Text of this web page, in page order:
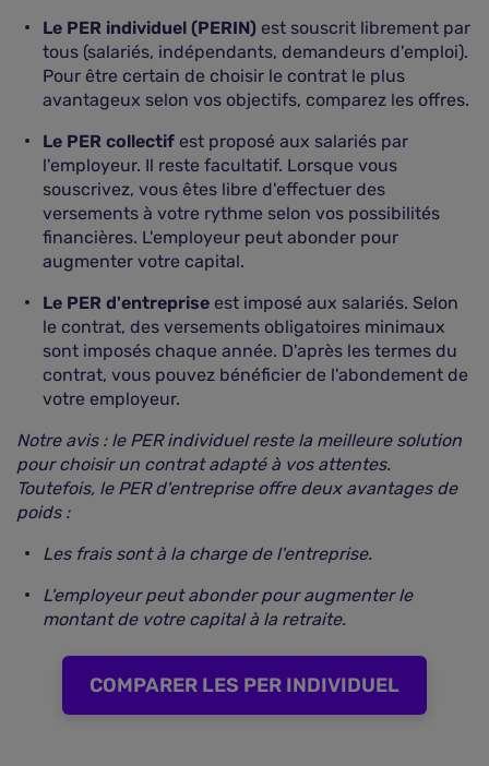
Le PER individuel (PERIN) est souscrit librement par
tous (salariés, indépendants, demandeurs d'emploi).
Pour être certain de choisir le contrat le plus
avantageux selon vos objectifs, comparez les offres.
Le PER collectif est proposé aux salariés par
l'employeur. Il reste facultatif. Lorsque vous
souscrivez, vous êtes libre d'effectuer des
versements à votre rythme selon vos possibilités
financières. L'employeur peut abonder pour
augmenter votre capital.
Le PER d'entreprise est imposé aux salariés. Selon
le contrat, des versements obligatoires minimaux
sont imposés chaque année. D'après les termes du
contrat, vous pouvez bénéficier de l'abondement de
votre employeur.
Notre avis : le PER individuel reste la meilleure solution
pour choisir un contrat adapté à vos attentes.
Toutefois, le PER d'entreprise offre deux avantages de
poids :
Les frais sont à la charge de l'entreprise.
L'employeur peut abonder pour augmenter le
montant de votre capital à la retraite.
COMPARER LES PER INDIVIDUEL